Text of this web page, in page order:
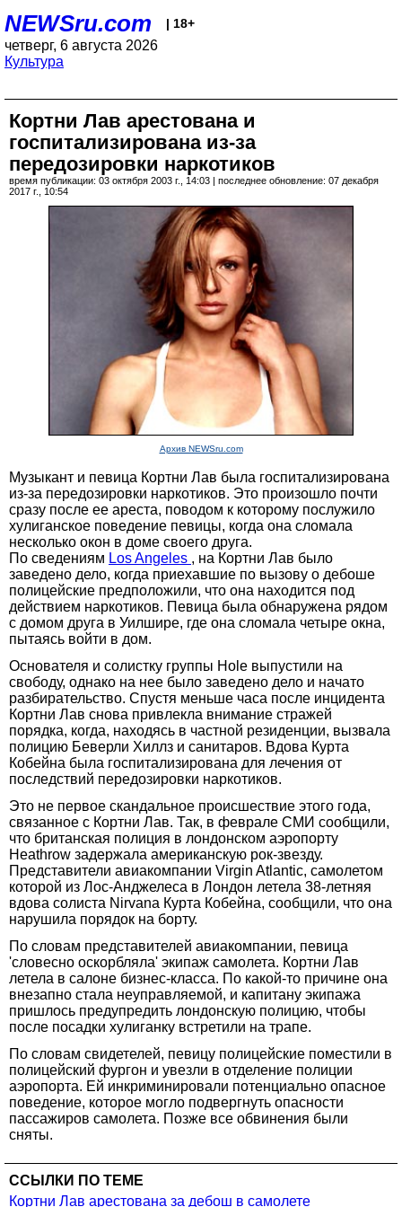
NEWSru.com | 18+
четверг, 6 августа 2026
Культура
Кортни Лав арестована и
госпитализирована из-за
передозировки наркотиков
время публикации: 03 октября 2003 г., 14:03 | последнее обновление: 07 декабря
2017 г., 10:54
Архив NEWSru.com
Музыкант и певица Кортни Лав была госпитализирована
из-за передозировки наркотиков. Это произошло почти
сразу после ее ареста, поводом к которому послужило
хулиганское поведение певицы, когда она сломала
несколько окон в доме своего друга.
По сведениям Los Angeles , на Кортни Лав было
заведено дело, когда приехавшие по вызову о дебоше
полицейские предположили, что она находится под
действием наркотиков. Певица была обнаружена рядом
с домом друга в Уилшире, где она сломала четыре окна,
пытаясь войти в дом.
Основателя и солистку группы Hole выпустили на
свободу, однако на нее было заведено дело и начато
разбирательство. Спустя меньше часа после инцидента
Кортни Лав снова привлекла внимание стражей
порядка, когда, находясь в частной резиденции, вызвала
полицию Беверли Хиллз и санитаров. Вдова Курта
Кобейна была госпитализирована для лечения от
последствий передозировки наркотиков.
Это не первое скандальное происшествие этого года,
связанное с Кортни Лав. Так, в феврале СМИ сообщили,
что британская полиция в лондонском аэропорту
Heathrow задержала американскую рок-звезду.
Представители авиакомпании Virgin Atlantic, самолетом
которой из Лос-Анджелеса в Лондон летела 38-летняя
вдова солиста Nirvana Курта Кобейна, сообщили, что она
нарушила порядок на борту.
По словам представителей авиакомпании, певица
'словесно оскорбляла' экипаж самолета. Кортни Лав
летела в салоне бизнес-класса. По какой-то причине она
внезапно стала неуправляемой, и капитану экипажа
пришлось предупредить лондонскую полицию, чтобы
после посадки хулиганку встретили на трапе.
По словам свидетелей, певицу полицейские поместили в
полицейский фургон и увезли в отделение полиции
аэропорта. Ей инкриминировали потенциально опасное
поведение, которое могло подвергнуть опасности
пассажиров самолета. Позже все обвинения были
сняты.
ССЫЛКИ ПО ТЕМЕ
Кортни Лав арестована за дебош в самолете